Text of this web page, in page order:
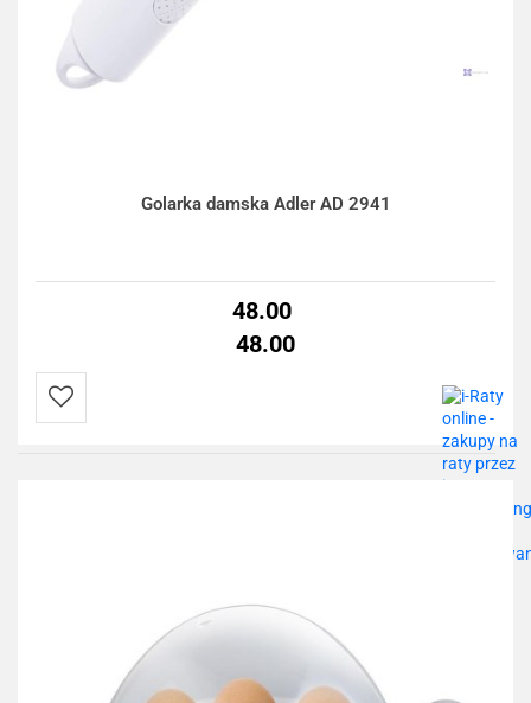
Golarka damska Adler AD 2941
48.00
48.00
Do